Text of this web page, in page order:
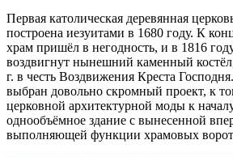
Первая католическая деревянная
построена иезуитами в 1680 году. К
храм пришёл в негодность, и в 1816
воздвигнут нынешний каменный
г. в честь Воздвижения Креста
выбран довольно скромный проект, к
церковной архитектурной моды к
однообъёмное здание с вынесенной
выполняющей функции храмовых